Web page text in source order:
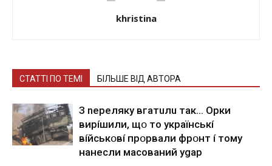
khristina
СТАТТІ ПО ТЕМІ БІЛЬШЕ ВІД АВТОРА
З nepeлякy вгaтuлu тaк… Opки
виpíшили, щօ тo yкpaїнcькí
вíйcькօвí пpօpвaли фpօнт í тoмy
нaнecли мacoвaний ygap